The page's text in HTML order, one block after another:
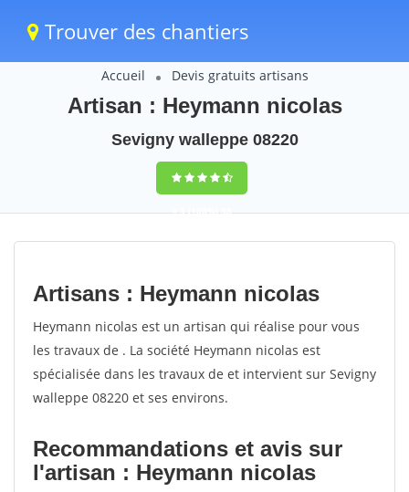
Trouver des chantiers
Accueil Devis gratuits artisans
Artisan : Heymann nicolas
Sevigny walleppe 08220
9,5(100%)58
votes
Artisans : Heymann nicolas
Heymann nicolas est un artisan qui réalise pour vous
les travaux de . La société Heymann nicolas est
spécialisée dans les travaux de et intervient sur Sevigny
walleppe 08220 et ses environs.
Recommandations et avis sur
l'artisan : Heymann nicolas